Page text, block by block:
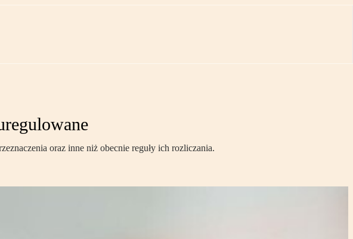
oraz inne niż obecnie reguły ich rozliczania.